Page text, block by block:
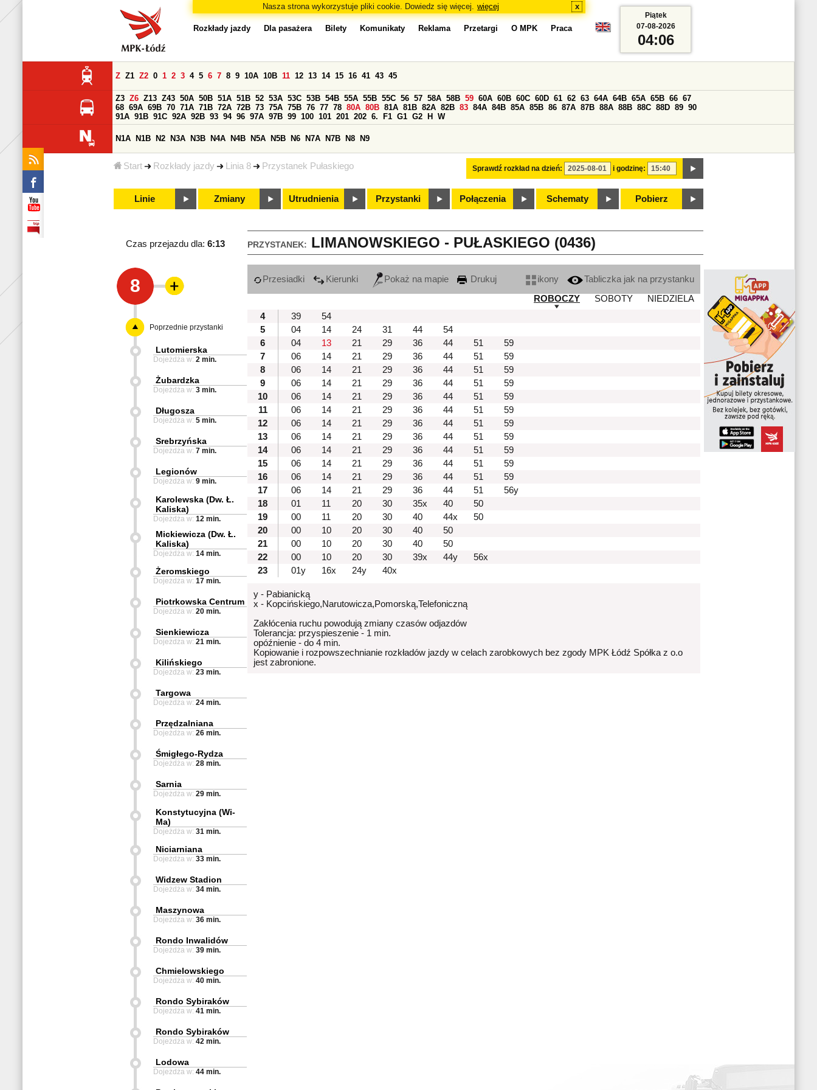
Nasza strona wykorzystuje pliki cookie. Dowiedz się więcej. więcej x
Start Rozkłady jazdy Linia 8 Przystanek Pułaskiego
Rozkłady jazdy Dla pasażera Bilety Komunikaty Reklama Przetargi O MPK Praca
Sprawdź rozkład na dzień: i godzinę:
Z Z1 Z2 0 1 2 3 4 5 6 7 8 9 10A 10B 11 12 13 14 15 16 41 43 45
Z3 Z6 Z13 Z43 50A 50B 51A 51B 52 53A 53C 53B 54B 55A 55B 55C 56 57 58A 58B 59 60A 60B 60C 60D 61 62 63 64A 64B 65A 65B 66 67
68 69A 69B 70 71A 71B 72A 72B 73 75A 75B 76 77 78 80A 80B 81A 81B 82A 82B 83 84A 84B 85A 85B 86 87A 87B 88A 88B 88C 88D 89 90
91A 91B 91C 92A 92B 93 94 96 97A 97B 99 100 101 201 202 6. F1 G1 G2 H W
N1A N1B N2 N3A N3B N4A N4B N5A N5B N6 N7A N7B N8 N9
Linie Zmiany Utrudnienia Przystanki Połączenia Schematy Pobierz
Piątek
07-08-2026
04:06
PRZYSTANEK: LIMANOWSKIEGO - PUŁASKIEGO (0436)
Czas przejazdu dla: 6:13
8 Przesiadki Kierunki Pokaż na mapie Drukuj ikony
Tabliczka jak na przystanku
ROBOCZY
SOBOTY
NIEDZIELA
4
39
54
5
04 14 24 31 44
54
6
04 13 21 29 36 44 51
59
7
06 14 21 29 36 44 51
59
8
06 14 21 29 36 44 51
59
9
06 14 21 29 36 44 51
59
10
06 14 21 29 36 44 51
59
11
06 14 21 29 36 44 51
59
12
06 14 21 29 36 44 51
59
13
06 14 21 29 36 44 51
59
14
06 14 21 29 36 44 51
59
15
06 14 21 29 36 44 51
59
16
06 14 21 29 36 44 51
59
17
06 14 21 29 36 44 51
56y
18
01 11 20 30 35x 40
50
19
00 11 20 30 40 44x
50
20
00 10 20 30 40
50
21
00 10 20 30 40
50
22
00 10 20 30 39x 44y
56x
23
01y 16x 24y 40x
y - Pabianicką
x - Kopcińskiego,Narutowicza,Pomorską,Telefoniczną
Zakłócenia ruchu powodują zmiany czasów odjazdów
Tolerancja: przyspieszenie - 1 min.
opóźnienie - do 4 min.
Kopiowanie i rozpowszechnianie rozkładów jazdy w celach zarobkowych bez zgody MPK Łódź Spółka z o.o
jest zabronione.
Poprzednie przystanki
Lutomierska
Dojeżdża w: 2 min.
Żubardzka
Dojeżdża w: 3 min.
Długosza
Dojeżdża w: 5 min.
Srebrzyńska
Dojeżdża w: 7 min.
Legionów
Dojeżdża w: 9 min.
Karolewska (Dw. Ł.
Kaliska)
Dojeżdża w: 12 min.
Mickiewicza (Dw. Ł.
Kaliska)
Dojeżdża w: 14 min.
Żeromskiego
Dojeżdża w: 17 min.
Piotrkowska Centrum
Dojeżdża w: 20 min.
Sienkiewicza
Dojeżdża w: 21 min.
Kilińskiego
Dojeżdża w: 23 min.
Targowa
Dojeżdża w: 24 min.
Przędzalniana
Dojeżdża w: 26 min.
Śmigłego-Rydza
Dojeżdża w: 28 min.
Sarnia
Dojeżdża w: 29 min.
Konstytucyjna (Wi-
Ma)
Dojeżdża w: 31 min.
Niciarniana
Dojeżdża w: 33 min.
Widzew Stadion
Dojeżdża w: 34 min.
Maszynowa
Dojeżdża w: 36 min.
Rondo Inwalidów
Dojeżdża w: 39 min.
Chmielowskiego
Dojeżdża w: 40 min.
Rondo Sybiraków
Dojeżdża w: 41 min.
Rondo Sybiraków
Dojeżdża w: 42 min.
Lodowa
Dojeżdża w: 44 min.